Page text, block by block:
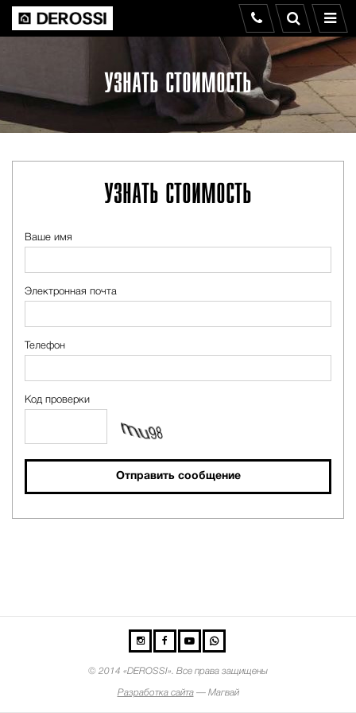
УЗНАТЬ СТОИМОСТЬ
УЗНАТЬ СТОИМОСТЬ
Ваше имя
Электронная почта
Телефон
Код проверки
Отправить сообщение
© 2014 «DEROSSI». Все права защищены
Разработка сайта— Магвай